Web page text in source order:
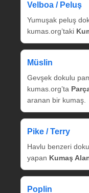
Velboa / Peluş
Yumuşak peluş
kumas.org’taki
Müslin
Gevşek dokulu
kumas.org’ta
aranan bir kumaş.
Pike / Terry
Havlu benzeri
yapan Kumaş
Poplin